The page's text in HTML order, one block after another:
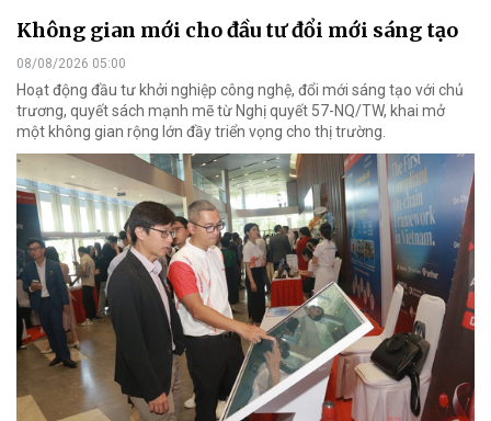
Không gian mới cho đầu tư đổi mới sáng tạo
08/08/2026 05:00
Hoạt động đầu tư khởi nghiệp công nghệ, đổi mới sáng tạo với chủ
trương, quyết sách mạnh mẽ từ Nghị quyết 57-NQ/TW, khai mở
một không gian rộng lớn đầy triển vọng cho thị trường.